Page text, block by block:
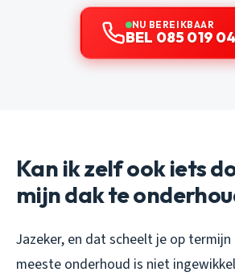
NU BEREIKBAAR
BEL 085 019
Kan ik zelf ook iets
mijn dak te
Jazeker, en dat scheelt je op
meeste onderhoud is niet